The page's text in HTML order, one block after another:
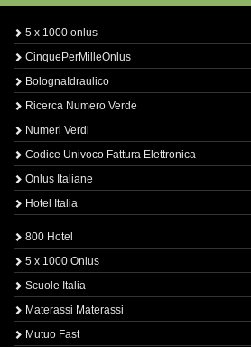
5 x 1000 onlus
CinquePerMilleOnlus
BolognaIdraulico
Ricerca Numero Verde
Numeri Verdi
Codice Univoco Fattura Elettronica
Onlus Italiane
Hotel Italia
800 Hotel
5 x 1000 Onlus
Scuole Italia
Materassi Materassi
Mutuo Fast